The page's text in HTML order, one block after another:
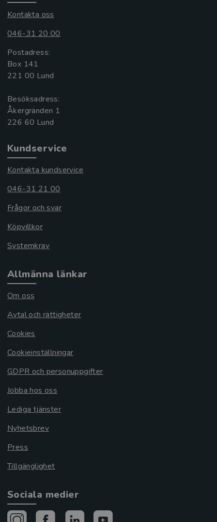
Kontakta oss
046-31 20 00
Postadress:
Box 141
221 00 Lund
Besöksadress:
Åkergränden 1
Kundservice
Kontakta kundservice
046-31 21 00
Frågor och svar
Köpvillkor
Systemkrav
Allmänna länkar
Om oss
Avtal och rättigheter
Cookies
Cookieinställningar
GDPR och personuppgifter
Jobba hos oss
Lediga tjänster
Nyhetsbrev
Press
Tillgänglighet
Sociala medier